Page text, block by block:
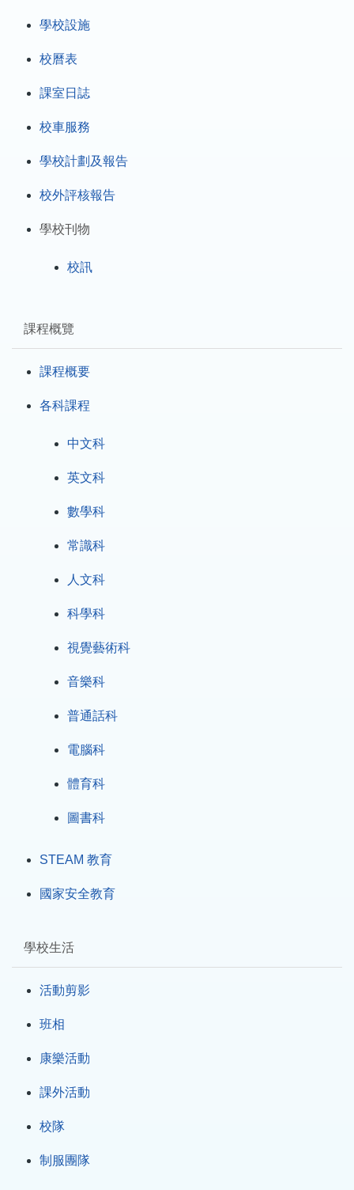
學校設施
校曆表
課室日誌
校車服務
學校計劃及報告
校外評核報告
學校刊物
校訊
課程概覽
課程概要
各科課程
中文科
英文科
數學科
常識科
人文科
科學科
視覺藝術科
音樂科
普通話科
電腦科
體育科
圖書科
STEAM 教育
國家安全教育
學校生活
活動剪影
班相
康樂活動
課外活動
校隊
制服團隊